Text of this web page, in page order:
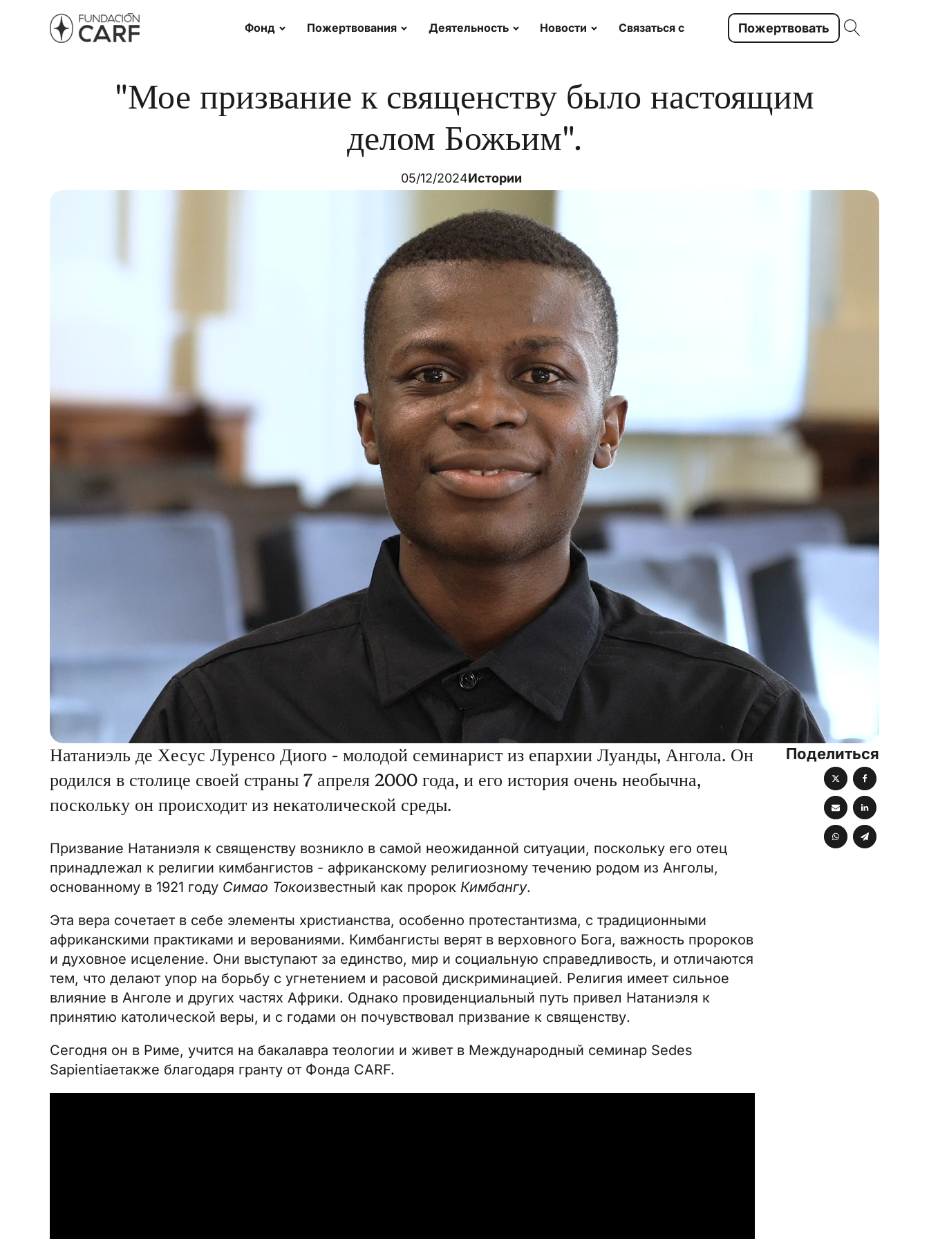
Фонд Пожертвования Деятельность Новости Связаться с Пожертвовать
"Мое призвание к священству было настоящим
делом Божьим".
05/12/2024Истории
Натаниэль де Хесус Луренсо Диого - молодой семинарист из епархии Луанды, Ангола. Он
родился в столице своей страны 7 апреля 2000 года, и его история очень необычна,
поскольку он происходит из некатолической среды.
Призвание Натаниэля к священству возникло в самой неожиданной ситуации, поскольку его отец
принадлежал к религии кимбангистов - африканскому религиозному течению родом из Анголы,
основанному в 1921 году Симао Токоизвестный как пророк Кимбангу.
Эта вера сочетает в себе элементы христианства, особенно протестантизма, с традиционными
африканскими практиками и верованиями. Кимбангисты верят в верховного Бога, важность пророков
и духовное исцеление. Они выступают за единство, мир и социальную справедливость, и отличаются
тем, что делают упор на борьбу с угнетением и расовой дискриминацией. Религия имеет сильное
влияние в Анголе и других частях Африки. Однако провиденциальный путь привел Натаниэля к
принятию католической веры, и с годами он почувствовал призвание к священству.
Сегодня он в Риме, учится на бакалавра теологии и живет в Международный семинар Sedes
Sapientiaeтакже благодаря гранту от Фонда CARF.
Поделиться